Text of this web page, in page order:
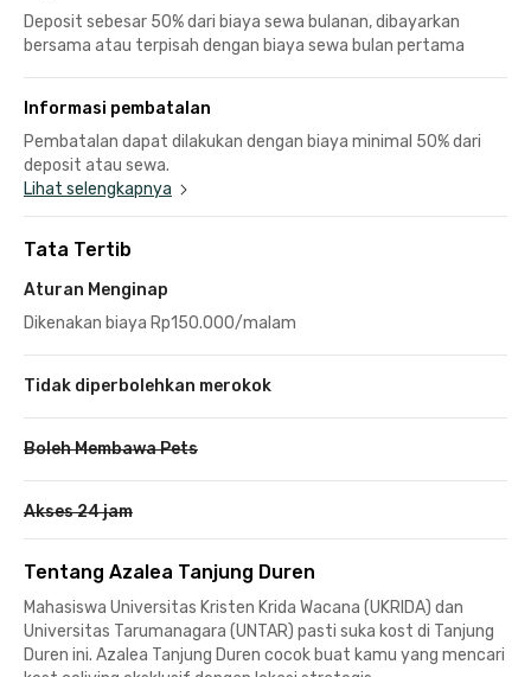
Deposit sebesar 50% dari biaya sewa bulanan, dibayarkan
bersama atau terpisah dengan biaya sewa bulan pertama
Informasi pembatalan
Pembatalan dapat dilakukan dengan biaya minimal 50% dari
deposit atau sewa.
Lihat selengkapnya
Tata Tertib
Aturan Menginap
Dikenakan biaya Rp150.000/malam
Tidak diperbolehkan merokok
Boleh Membawa Pets
Akses 24 jam
Tentang Azalea Tanjung Duren
Mahasiswa Universitas Kristen Krida Wacana (UKRIDA) dan
Universitas Tarumanagara (UNTAR) pasti suka kost di Tanjung
Duren ini. Azalea Tanjung Duren cocok buat kamu yang mencari